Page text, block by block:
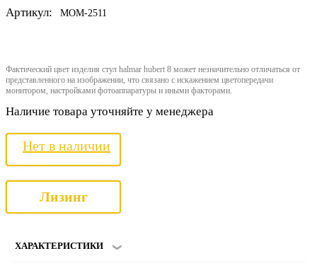
Артикул: MOM-2511
Фактический цвет изделия стул halmar hubert 8 может незначительно отличаться от
представленного на изображении, что связано с искажением цветопередачи
монитором, настройками фотоаппаратуры и иными факторами.
Наличие товара уточняйте у менеджера
Нет в наличии
Лизинг
ХАРАКТЕРИСТИКИ